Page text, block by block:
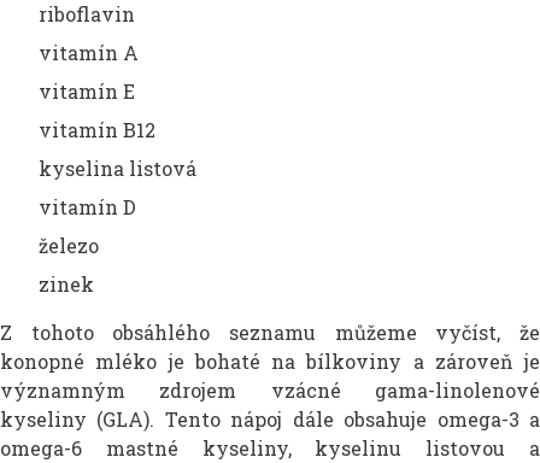
riboflavin
vitamín A
vitamín E
vitamín B12
kyselina listová
vitamín D
železo
zinek
Z tohoto obsáhlého seznamu můžeme vyčíst, že
konopné mléko je bohaté na bílkoviny a zároveň je
významným zdrojem vzácné gama-linolenové
kyseliny (GLA). Tento nápoj dále obsahuje omega-3 a
omega-6 mastné kyseliny, kyselinu listovou a